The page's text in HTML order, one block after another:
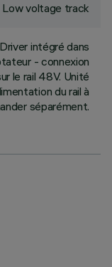
Low voltage track
Driver intégré dans
- connexion
le rail 48V. Unité
du rail à
séparément.